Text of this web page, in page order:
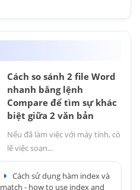
Cách so sánh 2 file Word
nhanh bằng lệnh
Compare để tìm sự khác
biệt giữa 2 văn bản
Nếu đã làm việc với máy tính, có
lẽ việc soạn...
Cách sử dụng hàm index và
match - how to use index and